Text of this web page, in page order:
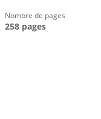
Nombre de pages
258 pages